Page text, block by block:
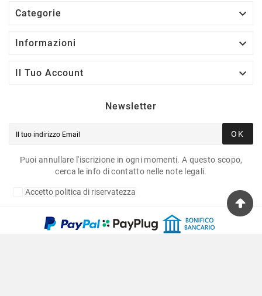
Categorie 
Informazioni 
Il Tuo Account 
Newsletter
OK
Puoi annullare l'iscrizione in ogni momenti. A questo scopo,
cerca le info di contatto nelle note legali.
Accetto politica di riservatezza